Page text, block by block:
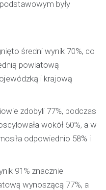
były
średni wynik 70%, co
powiatową
i krajową
zdobyli 77%, podczas
wokół 60%, a w
odpowiednio 58% i
91% znacznie
wynoszącą 77%, a